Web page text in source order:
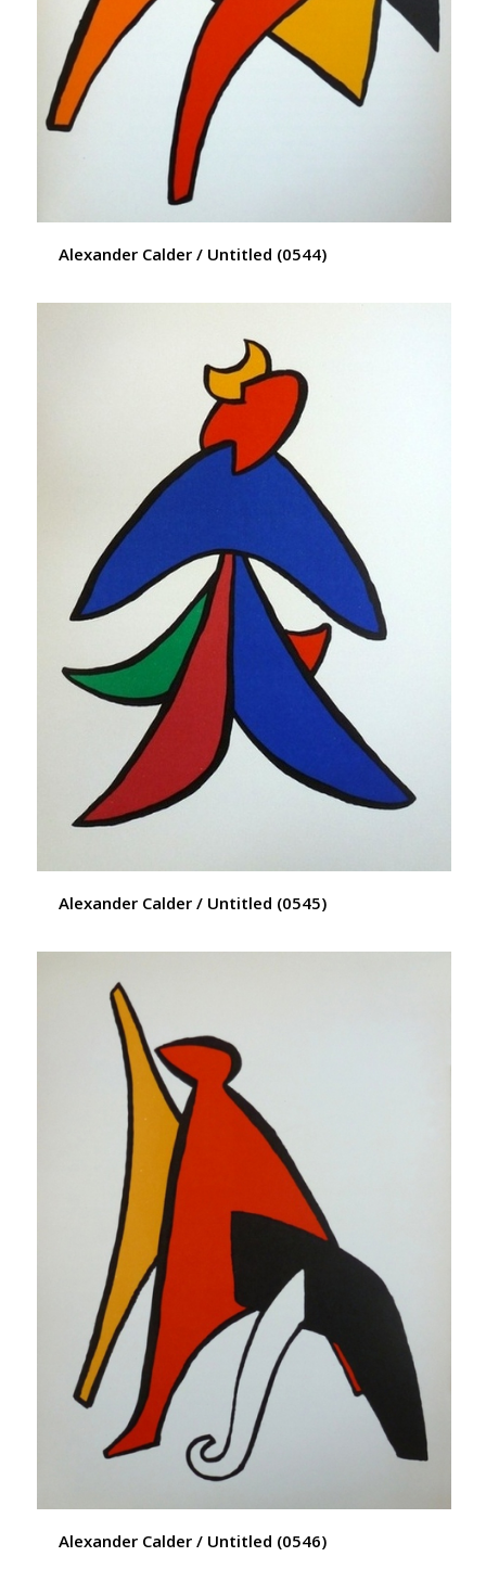
Alexander Calder / Untitled (0544)
Alexander Calder / Untitled (0545)
Alexander Calder / Untitled (0546)